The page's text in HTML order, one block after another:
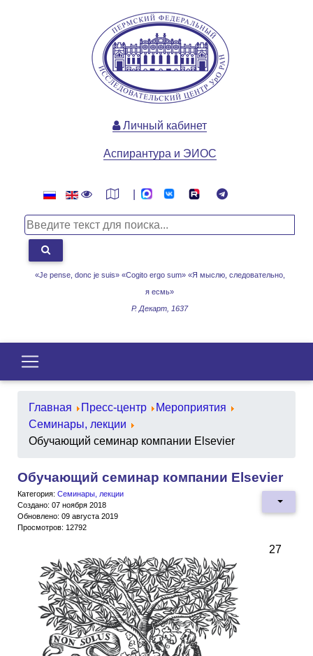
«Je pense, donc je suis» «Cogito ergo sum» «Я мыслю, следовательно,
я есмь»
Р. Декарт, 1637
Личный кабинет
Аспирантура и ЭИОС
Главная Пресс-центр
Мероприятия
Семинары, лекции
Обучающий семинар компании Elsevier
Обучающий семинар компании Elsevier
Категория: Семинары, лекции
Создано: 07 ноября 2018
Обновлено: 09 августа 2019
Просмотров: 12792
27